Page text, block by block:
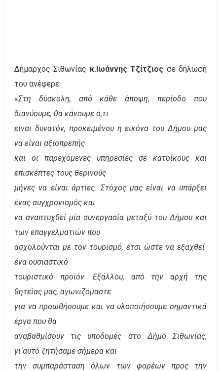
Δήμαρχος Σιθωνίας κ.Ιωάννης Τζίτζιος σε δήλωσή
του ανέφερε:
«Στη δύσκολη, από κάθε άποψη, περίοδο που
διανύουμε, θα κάνουμε ό,τι
είναι δυνατόν, προκειμένου η εικόνα του Δήμου μας
να είναι αξιοπρεπής
και οι παρεχόμενες υπηρεσίες σε κατοίκους και
επισκέπτες τους θερινούς
μήνες να είναι άρτιες. Στόχος μας είναι να υπάρξει
ένας συγχρονισμός και
να αναπτυχθεί μία συνεργασία μεταξύ του Δήμου και
των επαγγελματιών που
ασχολούνται με τον τουρισμό, έτσι ώστε να εξαχθεί
ένα ουσιαστικό
τουριστικό προϊόν. Εξάλλου, από την αρχή της
θητείας μας, αγωνιζόμαστε
για να προωθήσουμε και να υλοποιήσουμε σημαντικά
έργα που θα
αναβαθμίσουν τις υποδομές στο Δήμο Σιθωνίας,
γι΄αυτό ζητήσαμε σήμερα και
την συμπαράσταση όλων των φορέων προς την